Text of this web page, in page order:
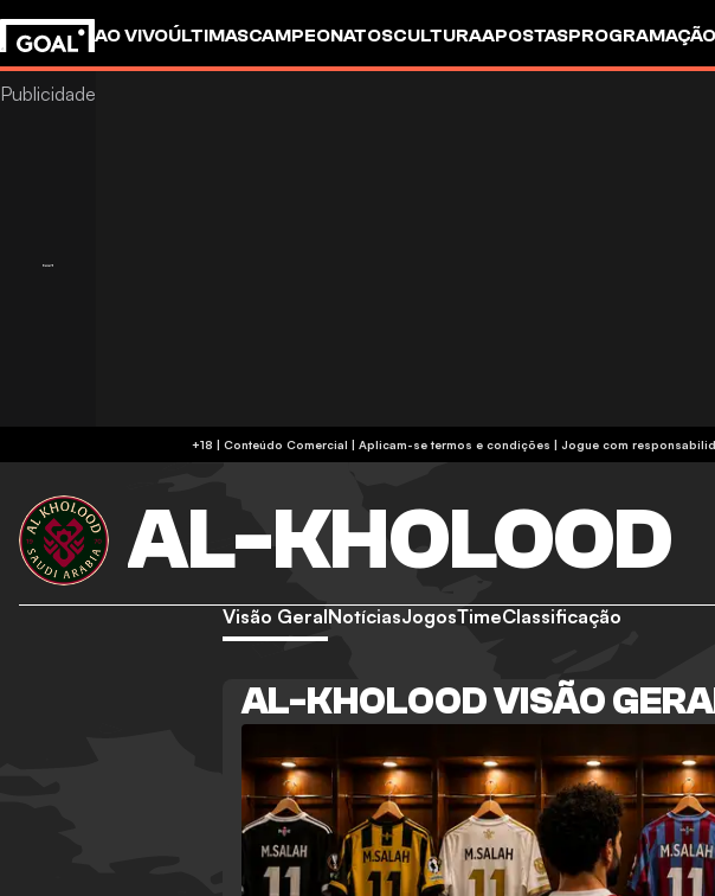
AO VIVOÚLTIMASCAMPEONATOSCULTURAAPOSTAS
+18 | Conteúdo Comercial | Aplicam-se termos e condições | Jogue com
AL-KHOLOOD
Visão GeralNotíciasJogosTimeClassificação
AL-KHOLOOD VISÃO